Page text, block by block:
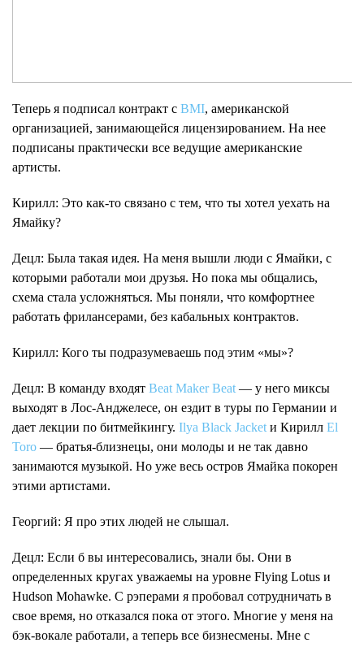
Теперь я подписал контракт с BMI, американской
организацией, занимающейся лицензированием. На нее
подписаны практически все ведущие американские
артисты.
Кирилл: Это как-то связано с тем, что ты хотел уехать на
Ямайку?
Децл: Была такая идея. На меня вышли люди с Ямайки, с
которыми работали мои друзья. Но пока мы общались,
схема стала усложняться. Мы поняли, что комфортнее
работать фрилансерами, без кабальных контрактов.
Кирилл: Кого ты подразумеваешь под этим «мы»?
Децл: В команду входят Beat Maker Beat — у него миксы
выходят в Лос-Анджелесе, он ездит в туры по Германии и
дает лекции по битмейкингу. Ilya Black Jacket и Кирилл El
Toro — братья-близнецы, они молоды и не так давно
занимаются музыкой. Но уже весь остров Ямайка покорен
этими артистами.
Георгий: Я про этих людей не слышал.
Децл: Если б вы интересовались, знали бы. Они в
определенных кругах уважаемы на уровне Flying Lotus и
Hudson Mohawke. С рэперами я пробовал сотрудничать в
свое время, но отказался пока от этого. Многие у меня на
бэк-вокале работали, а теперь все бизнесмены. Мне с